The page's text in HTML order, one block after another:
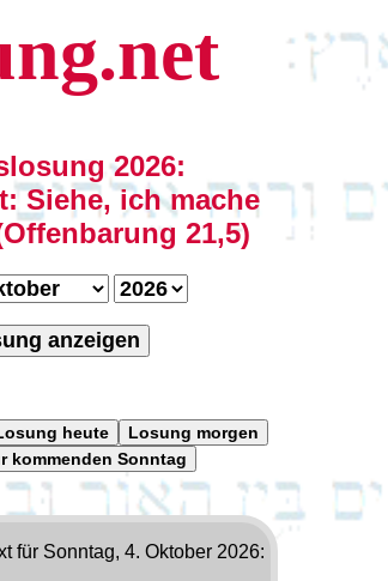
2026:
Siehe, ich mache
21,5)
anzeigen
heute
Losung morgen
kommenden Sonntag
für Sonntag, 4. Oktober 2026: